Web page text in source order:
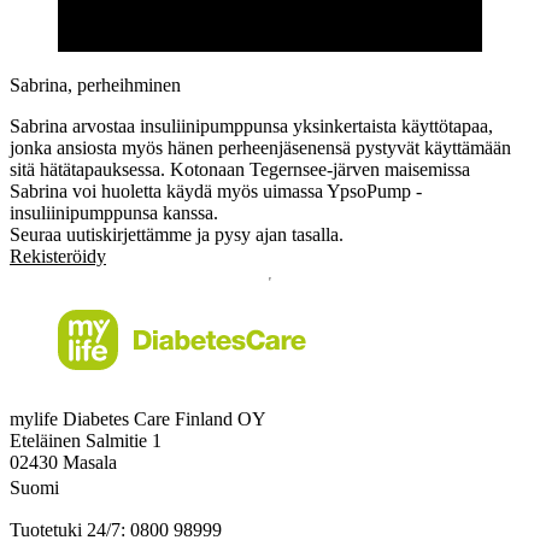
Sabrina, perheihminen
Sabrina arvostaa insuliinipumppunsa yksinkertaista käyttötapaa,
jonka ansiosta myös hänen perheenjäsenensä pystyvät käyttämään
sitä hätätapauksessa. Kotonaan Tegernsee-järven maisemissa
Sabrina voi huoletta käydä myös uimassa YpsoPump -
insuliinipumppunsa kanssa.
Seuraa uutiskirjettämme ja pysy ajan tasalla.
Rekisteröidy
mylife Diabetes Care Finland OY
Eteläinen Salmitie 1
02430 Masala
Suomi
Tuotetuki 24/7: 0800 98999